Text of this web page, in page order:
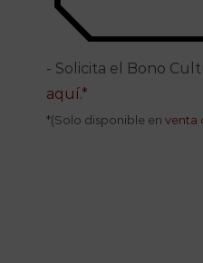
- Solicita el Bono
aquí.*
*(Solo disponible enventa